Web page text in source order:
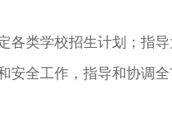
类学校招生计划；指导
全工作，指导和协调全